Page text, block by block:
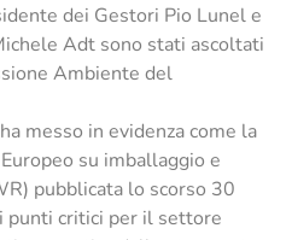
dei Gestori Pio Lunel e
Adt sono stati ascoltati
Ambiente del
messo in evidenza come la
su imballaggio e
pubblicata lo scorso 30
punti critici per il settore